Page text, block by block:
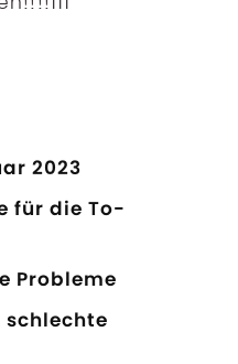
2023
für die To-
Probleme
schlechte